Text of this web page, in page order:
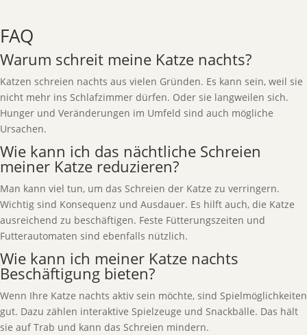
FAQ
Warum schreit meine Katze nachts?
Katzen schreien nachts aus vielen Gründen. Es kann sein, weil sie
nicht mehr ins Schlafzimmer dürfen. Oder sie langweilen sich.
Hunger und Veränderungen im Umfeld sind auch mögliche
Ursachen.
Wie kann ich das nächtliche Schreien
meiner Katze reduzieren?
Man kann viel tun, um das Schreien der Katze zu verringern.
Wichtig sind Konsequenz und Ausdauer. Es hilft auch, die Katze
ausreichend zu beschäftigen. Feste Fütterungszeiten und
Futterautomaten sind ebenfalls nützlich.
Wie kann ich meiner Katze nachts
Beschäftigung bieten?
Wenn Ihre Katze nachts aktiv sein möchte, sind Spielmöglichkeiten
gut. Dazu zählen interaktive Spielzeuge und Snackbälle. Das hält
sie auf Trab und kann das Schreien mindern.